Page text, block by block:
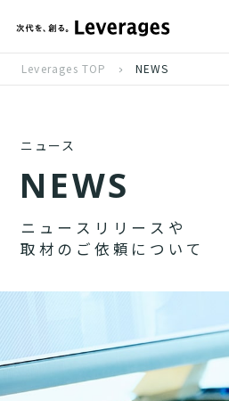
Leverages TOP NEWS
ニュース
NEWS
ニ ュ ー ス リ リ ー ス や
取 材 の ご 依 頼 に つ い て